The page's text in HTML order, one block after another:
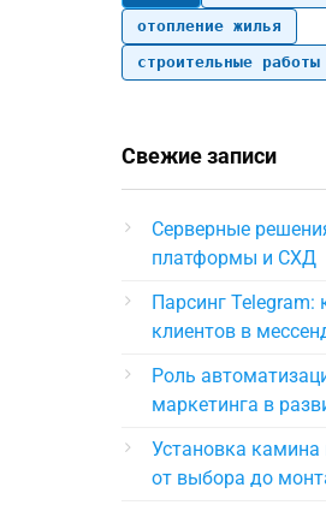
отопление жилья
строительные работы
Свежие записи
Серверные
платформы и СХД
Парсинг Telegram:
клиентов в
Роль
маркетинга в
Установка
от выбора до